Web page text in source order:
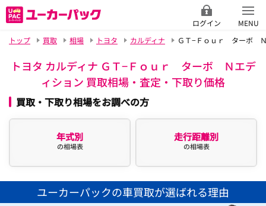
ログイン
MENU
トップ
買取 相場 トヨタ カルディナ ＧＴ−Ｆｏｕｒ ターボ
トヨタ カルディナ ＧＴ−Ｆｏｕｒ ターボ Ｎエデ
ィション 買取相場・査定・下取り価格
買取・下取り相場をお調べの方
年式別
の相場表
走行距離別
の相場表
ユーカーパックの車買取が選ばれる理由